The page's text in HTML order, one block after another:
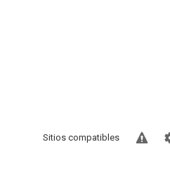
Sitios compatibles